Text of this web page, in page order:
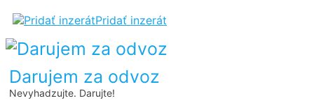
Pridať inzerát
Darujem za odvoz
Nevyhadzujte. Darujte!